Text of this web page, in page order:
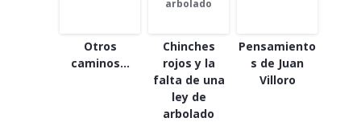
Otros
caminos…
Chinches
rojos y la
falta de una
ley de
arbolado
Pensamiento
s de Juan
Villoro